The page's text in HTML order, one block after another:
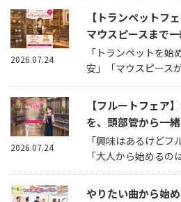
【トランペットフ
マウスピースまで
「トランペットを
安」「マウスピース
2026.07.24
【フルートフェア
を、頭部管から一
「興味はあるけどフ
「大人から始める
2026.07.24
やりたい曲から始